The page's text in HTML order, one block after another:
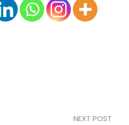
NEXT POST